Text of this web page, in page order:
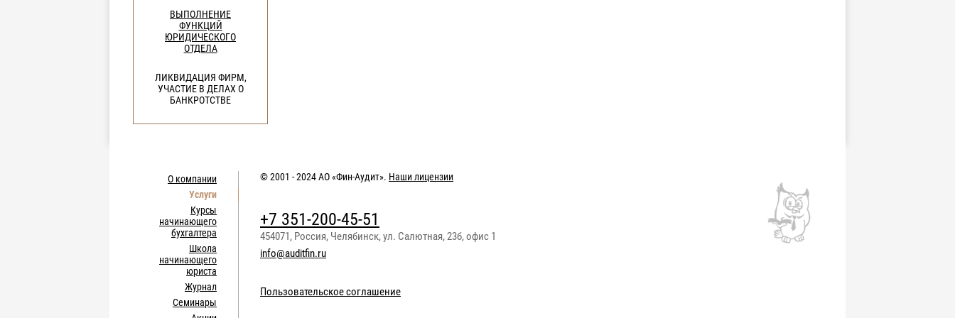
ВЫПОЛНЕНИЕ
ФУНКЦИЙ
ЮРИДИЧЕСКОГО
ОТДЕЛА
ЛИКВИДАЦИЯ ФИРМ,
УЧАСТИЕ В ДЕЛАХ О
БАНКРОТСТВЕ
О компании
Услуги
Курсы
начинающего
бухгалтера
Школа
начинающего
юриста
Журнал
Семинары
© 2001 - 2024АО «Фин-Аудит». Наши лицензии
+7 351-200-45-51
454071, Россия, Челябинск,ул. Салютная, 23б, офис 1
info@auditfin.ru
Пользовательское соглашение